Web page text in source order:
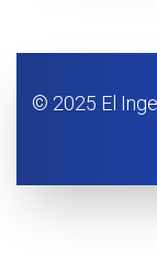
© 2025 El